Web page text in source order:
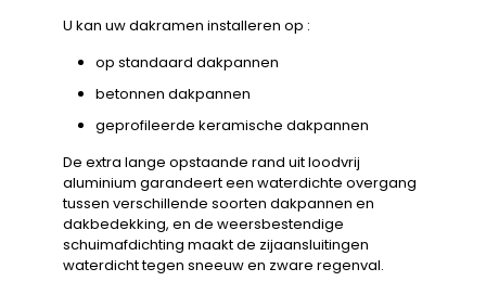
U kan uw dakramen installeren op :
op standaard dakpannen
betonnen dakpannen
geprofileerde keramische dakpannen
De extra lange opstaande rand uit loodvrij
aluminium garandeert een waterdichte overgang
tussen verschillende soorten dakpannen en
dakbedekking, en de weersbestendige
schuimafdichting maakt de zijaansluitingen
waterdicht tegen sneeuw en zware regenval.